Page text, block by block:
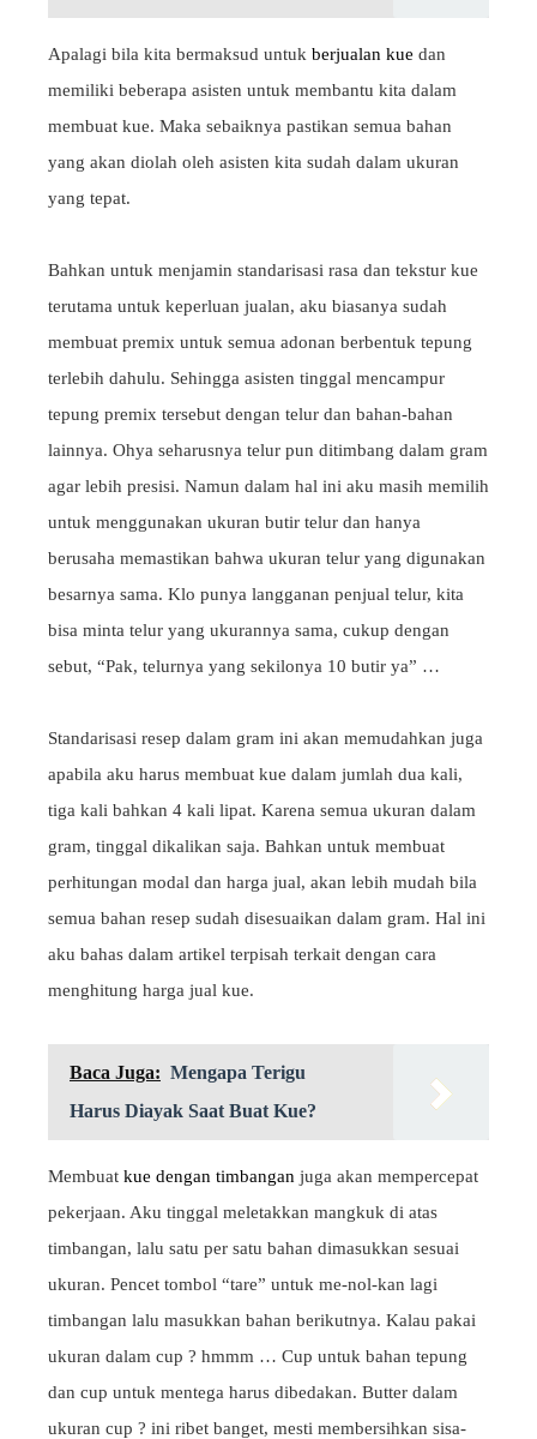
Apalagi bila kita bermaksud untuk berjualan kue dan
memiliki beberapa asisten untuk membantu kita dalam
membuat kue. Maka sebaiknya pastikan semua bahan
yang akan diolah oleh asisten kita sudah dalam ukuran
yang tepat.
Bahkan untuk menjamin standarisasi rasa dan tekstur kue
terutama untuk keperluan jualan, aku biasanya sudah
membuat premix untuk semua adonan berbentuk tepung
terlebih dahulu. Sehingga asisten tinggal mencampur
tepung premix tersebut dengan telur dan bahan-bahan
lainnya. Ohya seharusnya telur pun ditimbang dalam gram
agar lebih presisi. Namun dalam hal ini aku masih memilih
untuk menggunakan ukuran butir telur dan hanya
berusaha memastikan bahwa ukuran telur yang digunakan
besarnya sama. Klo punya langganan penjual telur, kita
bisa minta telur yang ukurannya sama, cukup dengan
sebut, “Pak, telurnya yang sekilonya 10 butir ya” …
Standarisasi resep dalam gram ini akan memudahkan juga
apabila aku harus membuat kue dalam jumlah dua kali,
tiga kali bahkan 4 kali lipat. Karena semua ukuran dalam
gram, tinggal dikalikan saja. Bahkan untuk membuat
perhitungan modal dan harga jual, akan lebih mudah bila
semua bahan resep sudah disesuaikan dalam gram. Hal ini
aku bahas dalam artikel terpisah terkait dengan cara
menghitung harga jual kue.
Baca Juga: Mengapa Terigu
Harus Diayak Saat Buat Kue?
Membuat kue dengan timbangan juga akan mempercepat
pekerjaan. Aku tinggal meletakkan mangkuk di atas
timbangan, lalu satu per satu bahan dimasukkan sesuai
ukuran. Pencet tombol “tare” untuk me-nol-kan lagi
timbangan lalu masukkan bahan berikutnya. Kalau pakai
ukuran dalam cup ? hmmm … Cup untuk bahan tepung
dan cup untuk mentega harus dibedakan. Butter dalam
ukuran cup ? ini ribet banget, mesti membersihkan sisa-